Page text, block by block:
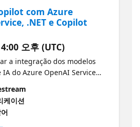
architectural diagrams
using Mermaid
and diagram the
it easier to see how
together visually. By the end
you will gain a deeper
only create and deploy
technical system architectures
document and diagram
the power of
com Azure
.NET e Copilot
오후 (UTC)
a integração dos modelos
IA do Azure OpenAI Service
Studio criando um
dinâmico que recebe
e gera rapidamente
mídia social e uma
케이션